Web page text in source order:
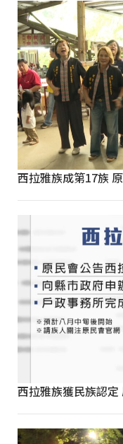
西拉雅族成第17族
西拉雅族獲民族認